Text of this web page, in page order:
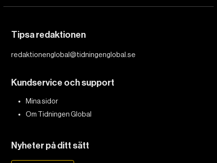
Tipsa redaktionen
redaktionenglobal@tidningenglobal.se
Kundservice och support
Mina sidor
Om Tidningen Global
Nyheter på ditt sätt